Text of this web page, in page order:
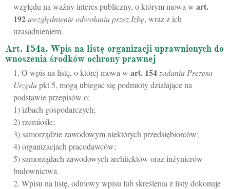
względu na ważny interes publiczny, o którym mowa w art.
192uwzględnienie odwołania przez Izbę, wraz z ich
uzasadnieniem.
Art. 154a. Wpis na listę organizacji uprawnionych do
wnoszenia środków ochrony prawnej
1. O wpis na listę, o której mowa w art. 154 zadania Prezesa
Urzędupkt 5, mogą ubiegać się podmioty działające na
podstawie przepisów o:
1) izbach gospodarczych;
2) rzemiośle;
3) samorządzie zawodowym niektórych przedsiębiorców;
4) organizacjach pracodawców;
5) samorządach zawodowych architektów oraz inżynierów
budownictwa.
2. Wpisu na listę, odmowy wpisu lub skreślenia z listy dokonuje